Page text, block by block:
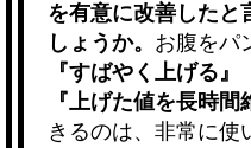
を有意に改善したと
しょうか。 お腹をパ
『すばやく上げる』
『上げた値を長時間
きるのは、非常に使